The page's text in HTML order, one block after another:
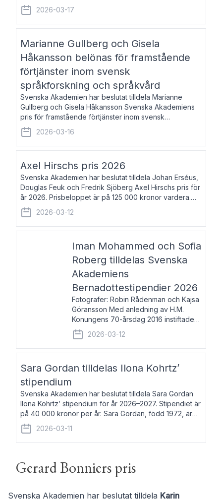
projektledare inom marknadsföring och författare och
utkom i fjol med boken Syndabocken.
2026-03-17
Marianne Gullberg och Gisela
Håkansson belönas för framstående
förtjänster inom svensk
språkforskning och språkvård
Svenska Akademien har beslutat tilldela Marianne
Gullberg och Gisela Håkansson Svenska Akademiens
pris för framstående förtjänster inom svensk
språkforskning och språkvård till minne av Carl Gabriel
och Karin Forsberg för år 2026. Prissumma
2026-03-16
Axel Hirschs pris 2026
Svenska Akademien har beslutat tilldela Johan Erséus,
Douglas Feuk och Fredrik Sjöberg Axel Hirschs pris för
år 2026. Prisbeloppet är på 125 000 kronor vardera.
Johan Erséus, född 1959, är fackboksförfattare och
journalist med mångårigt för
2026-03-12
Iman Mohammed och Sofia
Roberg tilldelas Svenska
Akademiens
Bernadottestipendier 2026
Fotografer: Robin Rådenman och Kajsa
Göransson Med anledning av H.M.
Konungens 70-årsdag 2016 instiftade
fem av de kungliga akademierna det så
kallade Bernadotteprogrammet med
syfte att genom stipendier erbjuda stöd
2026-03-12
Sara Gordan tilldelas Ilona Kohrtz’
stipendium
Svenska Akademien har beslutat tilldela Sara Gordan
Ilona Kohrtz’ stipendium för år 2026–2027. Stipendiet är
på 40 000 kronor per år. Sara Gordan, född 1972, är
författare och översättare. Hon debuterade 2006 med
det prosalyriska verket En
2026-03-11
Gerard Bonniers pris
Svenska Akademien har beslutat tilldela Karin